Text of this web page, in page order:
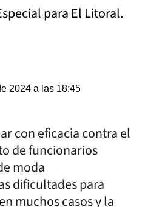
para El Litoral.
2024 a las 18:45
con eficacia contra el
de funcionarios
moda
dificultades para
muchos casos y la